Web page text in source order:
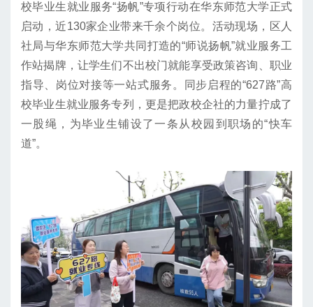
校毕业生就业服务“扬帆”专项行动在华东师范大学正式
启动，近130家企业带来千余个岗位。活动现场，区人
社局与华东师范大学共同打造的“师说扬帆”就业服务工
作站揭牌，让学生们不出校门就能享受政策咨询、职业
指导、岗位对接等一站式服务。同步启程的“627路”高
校毕业生就业服务专列，更是把政校企社的力量拧成了
一股绳，为毕业生铺设了一条从校园到职场的“快车
道”。